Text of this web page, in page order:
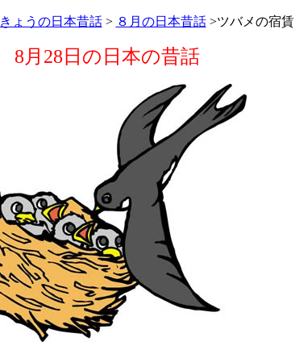
きょうの日本昔話> ８月の日本昔話>ツバメの宿賃
8月28日の日本の昔話